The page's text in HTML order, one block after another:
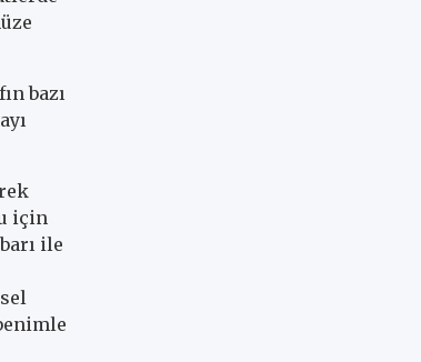
bazı
için
ile